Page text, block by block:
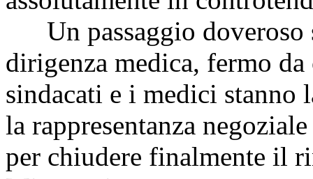
Un passaggio doveroso
dirigenza medica, fermo
sindacati e i medici
la rappresentanza
per chiudere finalmente il